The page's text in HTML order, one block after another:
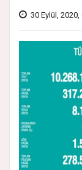
30 Eylül,